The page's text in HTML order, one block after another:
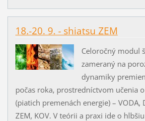
18.-20. 9. - shiatsu ZEM
Celoročný modul
zameraný na
dynamiky
počas roka, prostredníctvom učenia
(piatich premenách energie) – VODA,
ZEM, KOV. V teórii a praxi ide o